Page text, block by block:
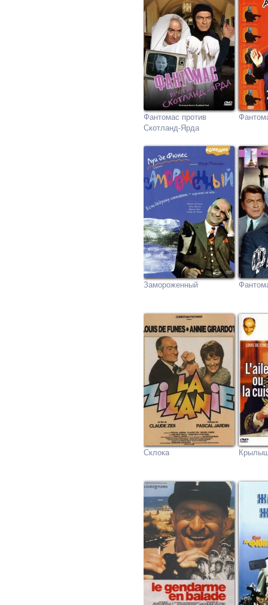
подхватил грипп. Утром он
Фюнес умер от сердечного
Фантомас против
Скотланд-Ярда
Замороженный
Склока